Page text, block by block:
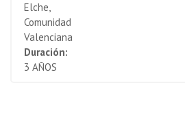
Elche,
Comunidad
Valenciana
Duración:
3 AÑOS